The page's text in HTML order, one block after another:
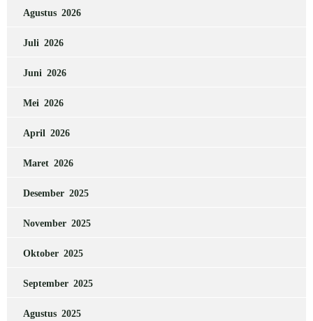
Agustus 2026
Juli 2026
Juni 2026
Mei 2026
April 2026
Maret 2026
Desember 2025
November 2025
Oktober 2025
September 2025
Agustus 2025